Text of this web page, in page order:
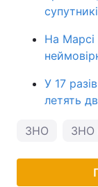
На Марсі
У 17
летять
ЗНО ЗНО